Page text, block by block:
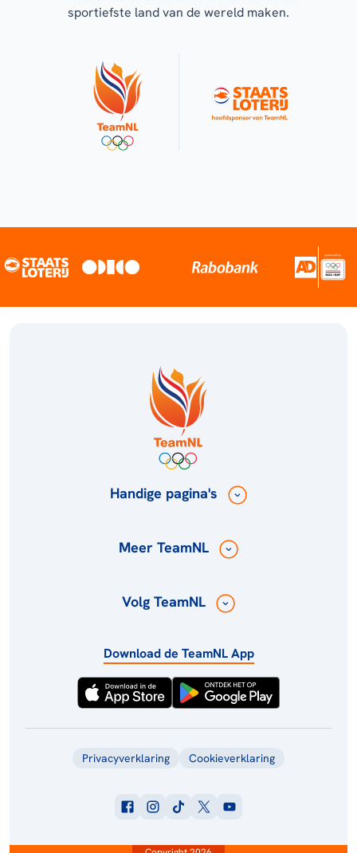
sportiefste land van de wereld maken.
Handige pagina's
Meer TeamNL
Volg TeamNL
Download de TeamNL App
Privacyverklaring Cookieverklaring